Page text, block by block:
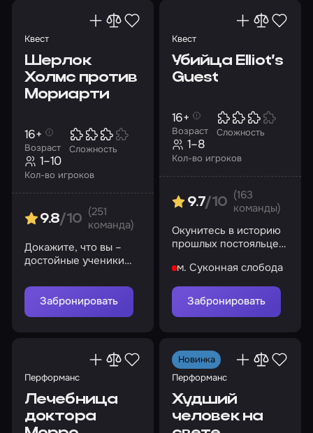
Квест
Шерлок
Холмс против
Мориарти
Возраст
16+
Сложность
Кол-во игроков
1–10
9.8/10
(251
команда)
Докажите, что вы –
достойные ученики
Холмса!
Забронировать
Квест
Убийца Elliot’s
Guest
Возраст
16+
Сложность
Кол-во игроков
1–8
9.7/10
(163
команды)
Окунитесь в историю
прошлых постояльцев
1965 году
м. Суконная слобода
Забронировать
Перформанс
Лечебница
доктора
Новинка
Перформанс
Худший
человек на